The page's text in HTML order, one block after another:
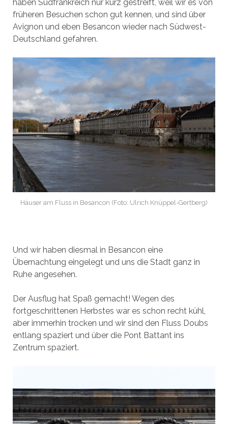
haben Südfrankreich nur kurz gestreift, weil wir es von
früheren Besuchen schon gut kennen, und sind über
Avignon und eben Besancon wieder nach Südwest-
Deutschland gefahren.
Häuser am Fluss in Besancon (Foto: Ulrich Knüppel-Gertberg)
Und wir haben diesmal in Besancon eine
Übernachtung eingelegt und uns die Stadt ganz in
Ruhe angesehen.
Der Ausflug hat Spaß gemacht! Wegen des
fortgeschrittenen Herbstes war es schon recht kühl,
aber immerhin trocken und wir sind den Fluss Doubs
entlang spaziert und über die Pont Battant ins
Zentrum spaziert.